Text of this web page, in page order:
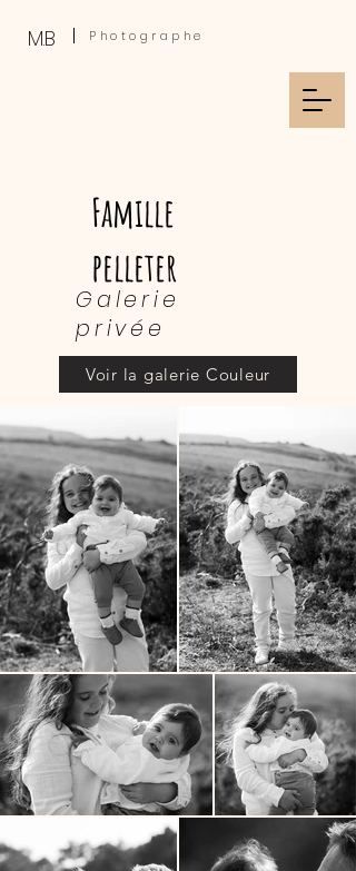
M.B Photographe
Famille
pelleter
Galerie
privée
Voir la galerie Couleur